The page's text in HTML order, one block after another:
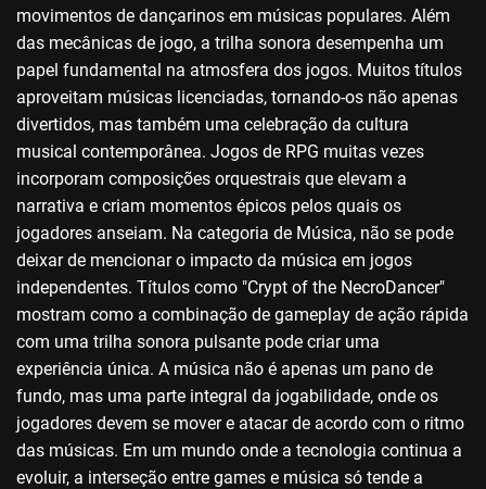
movimentos de dançarinos em músicas populares. Além
das mecânicas de jogo, a trilha sonora desempenha um
papel fundamental na atmosfera dos jogos. Muitos títulos
aproveitam músicas licenciadas, tornando-os não apenas
divertidos, mas também uma celebração da cultura
musical contemporânea. Jogos de RPG muitas vezes
incorporam composições orquestrais que elevam a
narrativa e criam momentos épicos pelos quais os
jogadores anseiam. Na categoria de Música, não se pode
deixar de mencionar o impacto da música em jogos
independentes. Títulos como "Crypt of the NecroDancer"
mostram como a combinação de gameplay de ação rápida
com uma trilha sonora pulsante pode criar uma
experiência única. A música não é apenas um pano de
fundo, mas uma parte integral da jogabilidade, onde os
jogadores devem se mover e atacar de acordo com o ritmo
das músicas. Em um mundo onde a tecnologia continua a
evoluir, a interseção entre games e música só tende a